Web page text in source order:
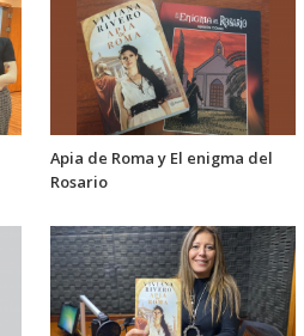
Apia de Roma y El enigma del
Rosario